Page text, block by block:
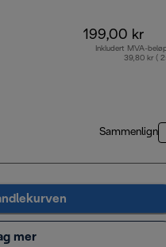
199,00 kr
Inkludert MVA-
39,80 kr (
Sammenlign
mer